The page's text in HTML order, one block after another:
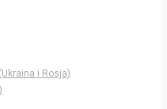
i Rosja)